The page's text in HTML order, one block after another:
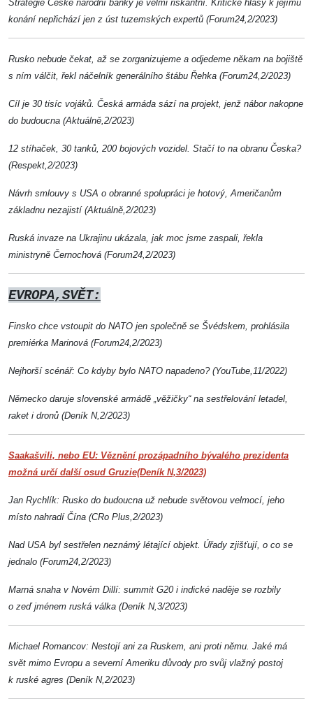
Strategie České národní banky je velmi riskantní. Kritické hlasy k jejímu
konání nepřichází jen z úst tuzemských expertů (Forum24,2/2023)
Rusko nebude čekat, až se zorganizujeme a odjedeme někam na bojiště
s ním válčit, řekl náčelník generálního štábu Řehka (Forum24,2/2023)
Cíl je 30 tisíc vojáků. Česká armáda sází na projekt, jenž nábor nakopne
do budoucna (Aktuálně,2/2023)
12 stíhaček, 30 tanků, 200 bojových vozidel. Stačí to na obranu Česka?
(Respekt,2/2023)
Návrh smlouvy s USA o obranné spolupráci je hotový, Američanům
základnu nezajistí (Aktuálně,2/2023)
Ruská invaze na Ukrajinu ukázala, jak moc jsme zaspali, řekla
ministryně Černochová (Forum24,2/2023)
EVROPA,SVĚT:
Finsko chce vstoupit do NATO jen společně se Švédskem, prohlásila
premiérka Marinová (Forum24,2/2023)
Nejhorší scénář: Co kdyby bylo NATO napadeno? (YouTube,11/2022)
Německo daruje slovenské armádě „věžičky“ na sestřelování letadel,
raket i dronů (Deník N,2/2023)
Saakašvili, nebo EU: Věznění prozápadního bývalého prezidenta
možná určí další osud Gruzie(Deník N,3/2023)
Jan Rychlík: Rusko do budoucna už nebude světovou velmocí, jeho
místo nahradí Čína (CRo Plus,2/2023)
Nad USA byl sestřelen neznámý létající objekt. Úřady zjišťují, o co se
jednalo (Forum24,2/2023)
Marná snaha v Novém Dillí: summit G20 i indické naděje se rozbily
o zeď jménem ruská válka (Deník N,3/2023)
Michael Romancov: Nestojí ani za Ruskem, ani proti němu. Jaké má
svět mimo Evropu a severní Ameriku důvody pro svůj vlažný postoj
k ruské agres (Deník N,2/2023)